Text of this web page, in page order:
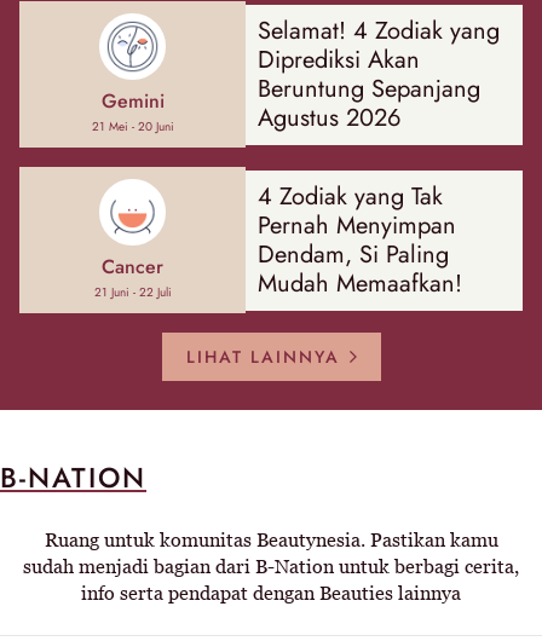
Gemini
21 Mei - 20 Juni
Selamat! 4 Zodiak yang
Diprediksi Akan
Beruntung Sepanjang
Agustus 2026
Cancer
21 Juni - 22 Juli
4 Zodiak yang Tak
Pernah Menyimpan
Dendam, Si Paling
Mudah Memaafkan!
LIHAT LAINNYA
B-NATION
Ruang untuk komunitas Beautynesia. Pastikan kamu
sudah menjadi bagian dari B-Nation untuk berbagi cerita,
info serta pendapat dengan Beauties lainnya